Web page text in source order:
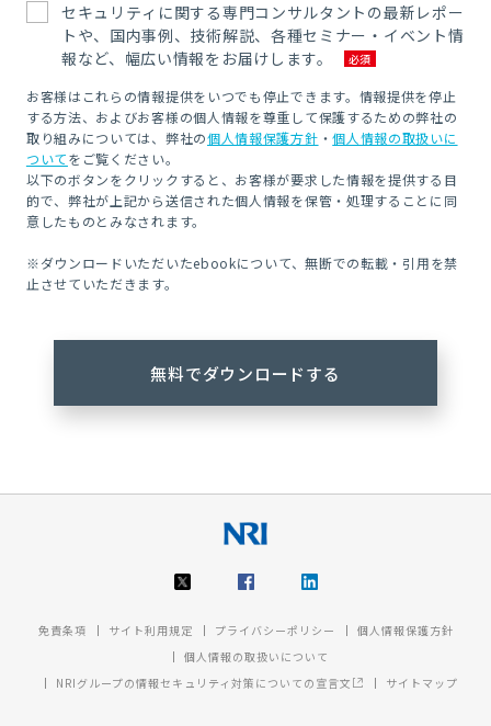
セキュリティに関する専門コンサルタントの最新レポー
トや、国内事例、技術解説、各種セミナー・イベント情
報など、幅広い情報をお届けします。
お客様はこれらの情報提供をいつでも停止できます。情報提供を停止
する方法、およびお客様の個人情報を尊重して保護するための弊社の
取り組みについては、弊社の個人情報保護方針 ・個人情報の取扱いに
ついてをご覧ください。
以下のボタンをクリックすると、お客様が要求した情報を提供する目
的で、弊社が上記から送信された個人情報を保管・処理することに同
意したものとみなされます。
※ダウンロードいただいたebookについて、無断での転載・引用を禁
止させていただきます。
免責条項 サイト利用規定 プライバシーポリシー
個人情報保護方針
個人情報の取扱いについて
NRIグループの情報セキュリティ対策についての宣言文
サイトマップ